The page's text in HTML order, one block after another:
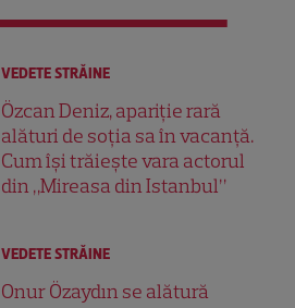
VEDETE STRĂINE
Özcan Deniz, apariție rară
alături de soția sa în vacanță.
Cum își trăiește vara actorul
din „Mireasa din Istanbul”
VEDETE STRĂINE
Onur Özaydın se alătură